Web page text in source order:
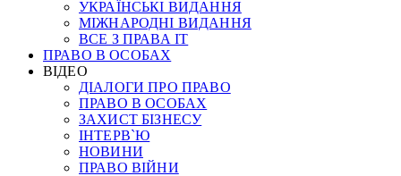
УКРАЇНСЬКІ ВИДАННЯ
МІЖНАРОДНІ ВИДАННЯ
ВСЕ З ПРАВА ІТ
ПРАВО В ОСОБАХ
ВІДЕО
ДІАЛОГИ ПРО ПРАВО
ПРАВО В ОСОБАХ
ЗАХИСТ БІЗНЕСУ
ІНТЕРВ`Ю
НОВИНИ
ПРАВО ВІЙНИ